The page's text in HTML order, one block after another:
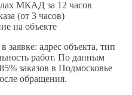
МКАД за 12 часов
(от 3 часов)
на объекте
заявке: адрес объекта, тип
работ. По данным
заказов в Подмосковье
обращения.